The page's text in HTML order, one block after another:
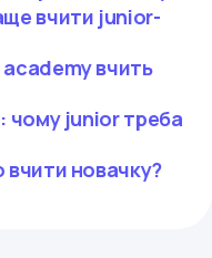
вчити junior-
вчить
чому junior треба
новачку?